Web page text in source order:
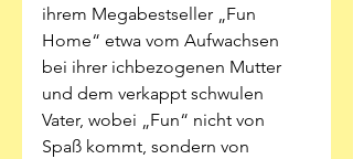
ihrem Megabestseller „Fun
Home“ etwa vom Aufwachsen
bei ihrer ichbezogenen Mutter
und dem verkappt schwulen
Vater, wobei „Fun“ nicht von
Spaß kommt, sondern von